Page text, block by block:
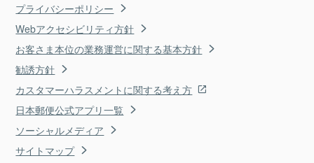
プライバシーポリシー
Webアクセシビリティ方針
お客さま本位の業務運営に関する基本方針
勧誘方針
カスタマーハラスメントに関する考え方
日本郵便公式アプリ一覧
ソーシャルメディア
サイトマップ